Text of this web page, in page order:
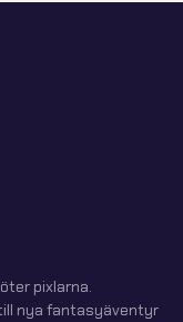
pixlarna.
nya fantasyäventyr